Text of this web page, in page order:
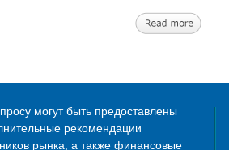
могут быть предоставлены
рекомендации
рынка, а также финансовые